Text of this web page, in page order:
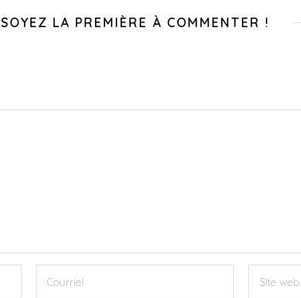
SOYEZ LA PREMIÈRE À COMMENTER !